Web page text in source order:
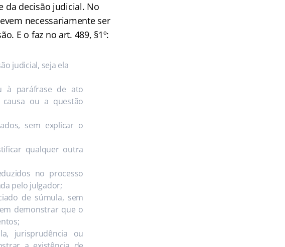
da decisão judicial. No
necessariamente ser
E o faz no art. 489, §1º:
judicial, seja ela
à paráfrase de ato
ou a questão
sem explicar o
qualquer outra
no processo
pelo julgador;
de súmula, sem
demonstrar que o
jurisprudência ou